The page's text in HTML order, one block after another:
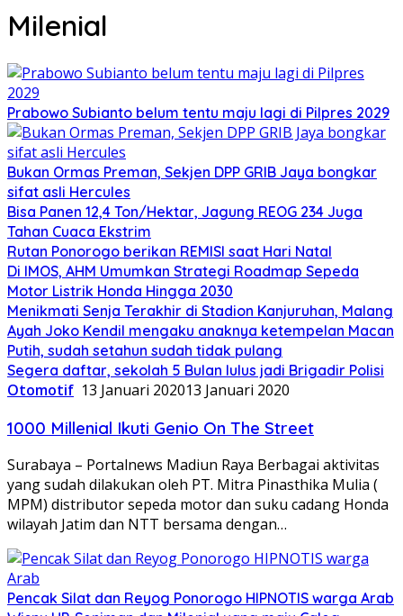
Milenial
Prabowo Subianto belum tentu maju lagi di Pilpres 2029
Bukan Ormas Preman, Sekjen DPP GRIB Jaya bongkar
sifat asli Hercules
Bisa Panen 12,4 Ton/Hektar, Jagung REOG 234 Juga
Tahan Cuaca Ekstrim
Rutan Ponorogo berikan REMISI saat Hari Natal
Di IMOS, AHM Umumkan Strategi Roadmap Sepeda
Motor Listrik Honda Hingga 2030
Menikmati Senja Terakhir di Stadion Kanjuruhan, Malang
Ayah Joko Kendil mengaku anaknya ketempelan Macan
Putih, sudah setahun sudah tidak pulang
Segera daftar, sekolah 5 Bulan lulus jadi Brigadir Polisi
Otomotif 13 Januari 202013 Januari 2020
1000 Millenial Ikuti Genio On The Street
Surabaya – Portalnews Madiun Raya Berbagai aktivitas
yang sudah dilakukan oleh PT. Mitra Pinasthika Mulia (
MPM) distributor sepeda motor dan suku cadang Honda
wilayah Jatim dan NTT bersama dengan…
Pencak Silat dan Reyog Ponorogo HIPNOTIS warga Arab